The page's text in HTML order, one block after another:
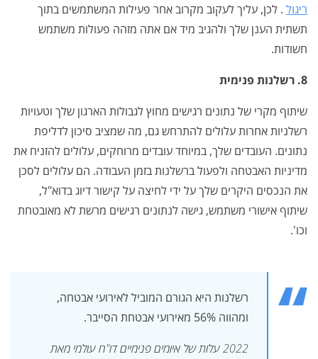
ריגול . לכן, עליך לעקוב מקרוב אחר פעילות המשתמשים בתוך
תשתית הענן שלך ולהגיב מיד אם אתה מזהה פעולות משתמש
חשודות.
8. רשלנות פנימית
שיתוף מקרי של נתונים רגישים מחוץ לגבולות הארגון שלך וטעויות
רשלניות אחרות עלולים להתרחש גם, מה שמציב סיכון לדליפת
נתונים. העובדים שלך, במיוחד עובדים מרוחקים, עלולים להזניח את
מדיניות האבטחה ולפעול ברשלנות בזמן העבודה. הם עלולים לסכן
את הנכסים היקרים שלך על ידי לחיצה על קישור דיוג בדוא"ל,
שיתוף אישורי משתמש, גישה לנתונים רגישים מרשת לא מאובטחת
וכו'.
רשלנות היא הגורם המוביל לאירועי אבטחה,
ומהווה 56% מאירועי אבטחת הסייבר.
2022 עלות של איומים פנימיים דו"ח עולמי מאת